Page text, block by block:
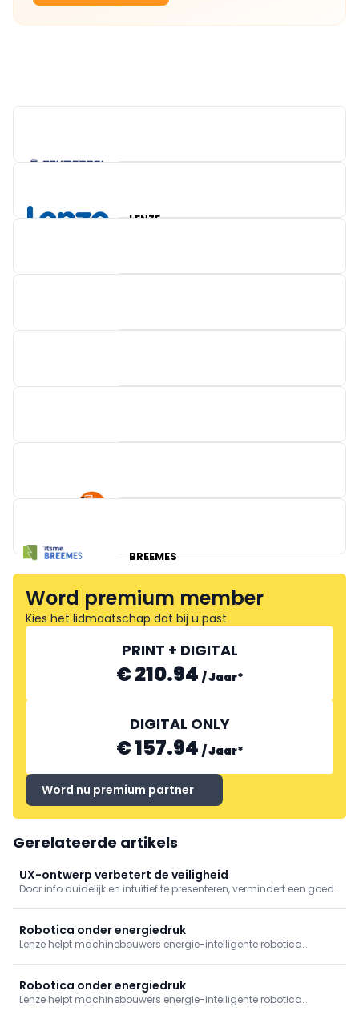
SCHMERSAL
LENZE
BREEMES
Word premium member
Kies het lidmaatschap dat bij u past
PRINT + DIGITAL
€ 210.94 /Jaar*
DIGITAL ONLY
€ 157.94 /Jaar*
Word nu premium partner
Gerelateerde artikels
UX-ontwerp verbetert de veiligheid
Door info duidelijk en intuïtief te presenteren, vermindert een goed
het ongevallen te voorkomen.
Robotica onder energiedruk
Lenze helpt machinebouwers energie-intelligente robotica
toekomstbestendige, schaalbare machinebouw.
Robotica onder energiedruk
Lenze helpt machinebouwers energie-intelligente robotica